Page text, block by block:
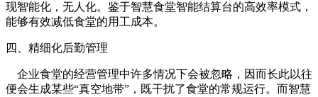
现智能化，无人化。鉴于智慧食堂智能结算台的高效率模式，
能够有效减低食堂的用工成本。
四、精细化后勤管理
企业食堂的经营管理中许多情况下会被忽略，因而长此以往
便会生成某些“真空地带”，既干扰了食堂的常规运行。而智慧